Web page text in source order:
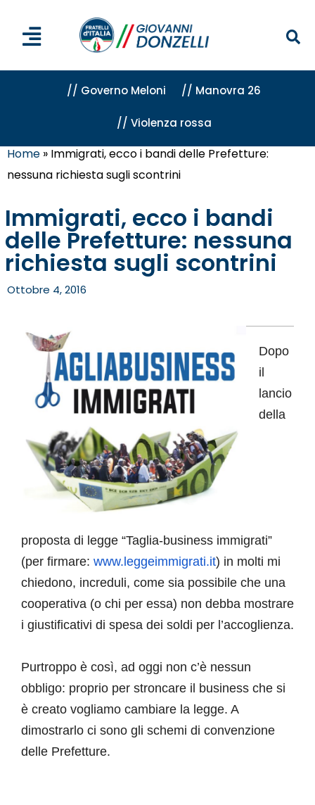
// Governo Meloni // Manovra 26
// Violenza rossa
Home » Immigrati, ecco i bandi delle Prefetture:
nessuna richiesta sugli scontrini
Immigrati, ecco i bandi
delle Prefetture: nessuna
richiesta sugli scontrini
Ottobre 4, 2016
Dopo
il
lancio
della
proposta di legge “Taglia-business immigrati”
(per firmare: www.leggeimmigrati.it) in molti mi
chiedono, increduli, come sia possibile che una
cooperativa (o chi per essa) non debba mostrare
i giustificativi di spesa dei soldi per l’accoglienza.
Purtroppo è così, ad oggi non c’è nessun
obbligo: proprio per stroncare il business che si
è creato vogliamo cambiare la legge. A
dimostrarlo ci sono gli schemi di convenzione
delle Prefetture.